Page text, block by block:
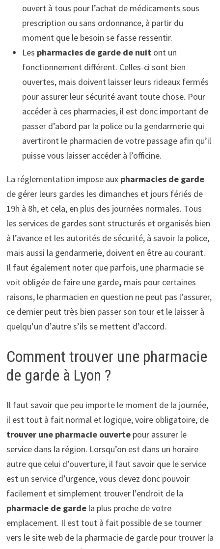
ouvert à tous pour l’achat de médicaments sous
prescription ou sans ordonnance, à partir du
moment que le besoin se fasse ressentir.
Les pharmacies de garde de nuitont un
fonctionnement différent. Celles-ci sont bien
ouvertes, mais doivent laisser leurs rideaux fermés
pour assurer leur sécurité avant toute chose. Pour
accéder à ces pharmacies, il est donc important de
passer d’abord par la police ou la gendarmerie qui
avertiront le pharmacien de votre passage afin qu’il
puisse vous laisser accéder à l’officine.
La réglementation impose aux pharmacies de garde
de gérer leurs gardes les dimanches et jours fériés de
19h à 8h, et cela, en plus des journées normales. Tous
les services de gardes sont structurés et organisés bien
à l’avance et les autorités de sécurité, à savoir la police,
mais aussi la gendarmerie, doivent en être au courant.
Il faut également noter que parfois, une pharmacie se
voit obligée de faire une garde, mais pour certaines
raisons, le pharmacien en question ne peut pas l’assurer,
ce dernier peut très bien passer son tour et le laisser à
quelqu’un d’autre s’ils se mettent d’accord.
Comment trouver une pharmacie
de garde à Lyon ?
Il faut savoir que peu importe le moment de la journée,
il est tout à fait normal et logique, voire obligatoire, de
trouver une pharmacie ouvertepour assurer le
service dans la région. Lorsqu’on est dans un horaire
autre que celui d’ouverture, il faut savoir que le service
est un service d’urgence, vous devez donc pouvoir
facilement et simplement trouver l’endroit de la
pharmacie de garde la plus proche de votre
emplacement. Il est tout à fait possible de se tourner
vers le site web de la pharmacie de garde pour trouver la